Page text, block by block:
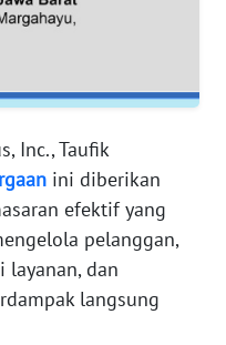
Inc., Taufik
ini diberikan
efektif yang
pelanggan,
layanan, dan
langsung